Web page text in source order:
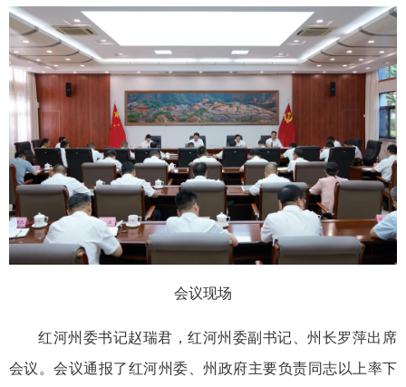
会议现场
红河州委书记赵瑞君，红河州委副书记、州长罗萍出席
会议。会议通报了红河州委、州政府主要负责同志以上率下